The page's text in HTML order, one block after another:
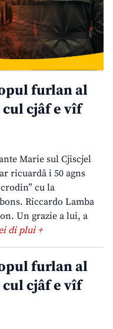
furlan al
cjâf e vîf
Marie sul Cjiscjel
ricuardâ i 50 agns
cu la
Riccardo Lamba
Un grazie a lui, a
di plui +
furlan al
cjâf e vîf